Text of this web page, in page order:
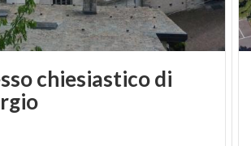
chiesiastico di